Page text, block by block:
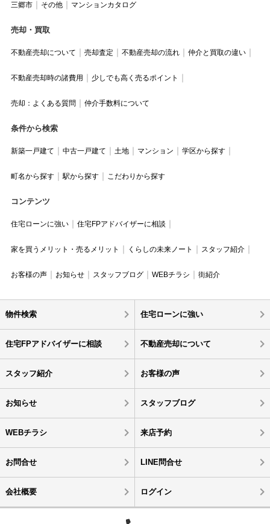
三郷市 その他 マンションカタログ
売却・買取
不動産売却について 売却査定 不動産売却の流れ 仲介と買取の違い
不動産売却時の諸費用 少しでも高く売るポイント
売却：よくある質問 仲介手数料について
条件から検索
新築一戸建て 中古一戸建て 土地 マンション 学区から探す
町名から探す 駅から探す こだわりから探す
コンテンツ
住宅ローンに強い 住宅FPアドバイザーに相談
家を買うメリット・売るメリット くらしの未来ノート スタッフ紹介
お客様の声 お知らせ スタッフブログ WEBチラシ 街紹介
物件検索 住宅ローンに強い
住宅FPアドバイザーに相談 不動産売却について
スタッフ紹介 お客様の声
お知らせ スタッフブログ
WEBチラシ 来店予約
お問合せ LINE問合せ
会社概要 ログイン